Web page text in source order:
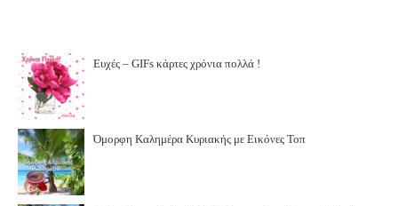
Ευχές – GIFs κάρτες χρόνια πολλά !
Όμορφη Καλημέρα Κυριακής με Εικόνες Τοπ